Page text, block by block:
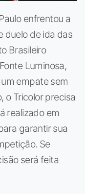
enfrentou a
duelo de ida das
Brasileiro
Luminosa,
empate sem
o Tricolor precisa
realizado em
garantir sua
Se
será feita